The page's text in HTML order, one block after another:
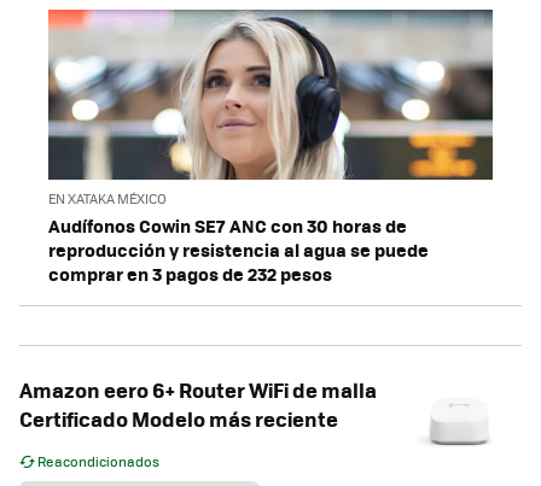
EN XATAKA MÉXICO
Audífonos Cowin SE7 ANC con 30 horas de
reproducción y resistencia al agua se puede
comprar en 3 pagos de 232 pesos
Amazon eero 6+ Router WiFi de malla
Certificado Modelo más reciente
Reacondicionados